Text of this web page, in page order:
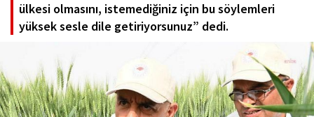
ülkesi olmasını, istemediğiniz için bu söylemleri
yüksek sesle dile getiriyorsunuz” dedi.